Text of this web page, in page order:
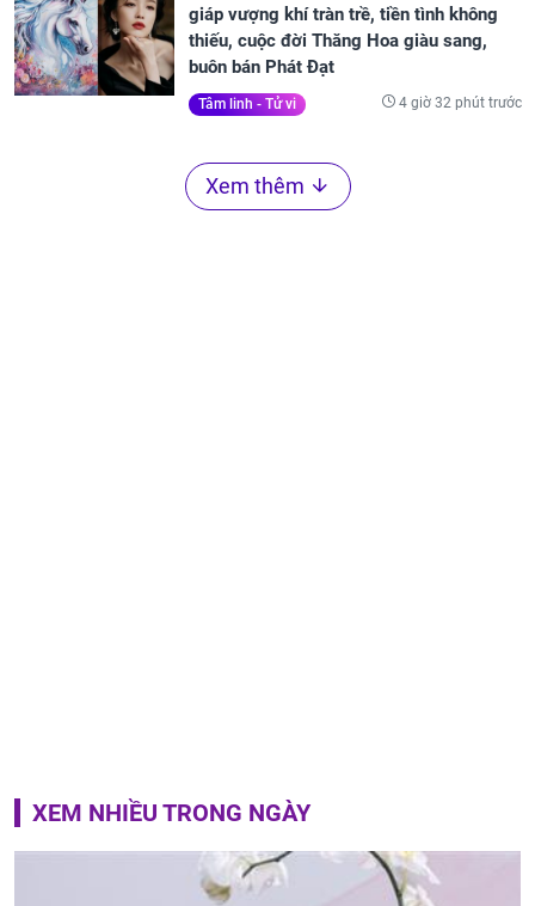
giáp vượng khí tràn trề, tiền tình không
thiếu, cuộc đời Thăng Hoa giàu sang,
buôn bán Phát Đạt
Tâm linh - Tử vi 4 giờ 32 phút trước
Xem thêm
XEM NHIỀU TRONG NGÀY